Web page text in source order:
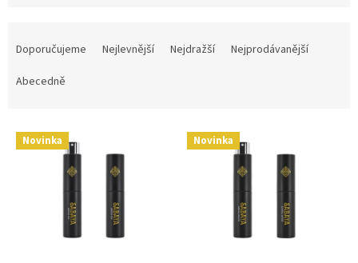
p
Doporučujeme Nejlevnější Nejdražší
Nejprodávanější
Abecedně
V Novinka Novinka